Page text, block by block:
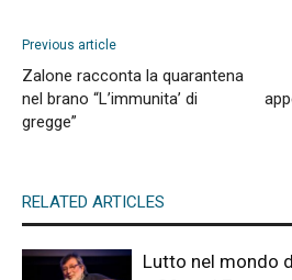
Previous article
Zalone racconta la quarantena
nel brano “L’immunita’ di
gregge”
RELATED ARTICLES
Lutto nel mondo